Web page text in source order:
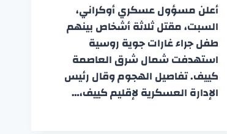
أعلن مسؤول عسكري أوكراني،
السبت، مقتل ثلاثة أشخاص بينهم
طفل جراء غارات جوية روسية
استهدفت شمال شرق العاصمة
كييف. تفاصيل الهجوم وقال رئيس
الإدارة العسكرية لإقليم كييف،…